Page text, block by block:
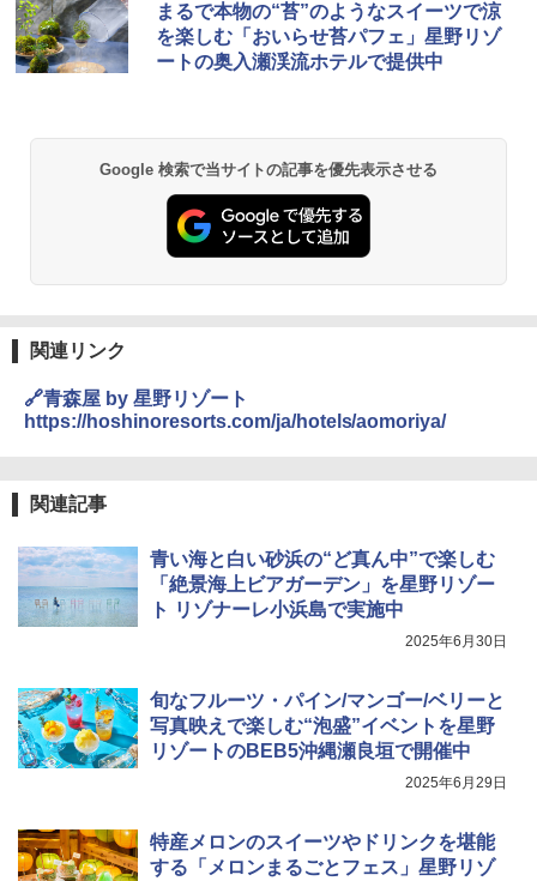
まるで本物の“苔”のようなスイーツで涼
を楽しむ「おいらせ苔パフェ」星野リゾ
ートの奥入瀬渓流ホテルで提供中
Google 検索で当サイトの記事を優先表示させる
関連リンク
🔗青森屋 by 星野リゾート
https://hoshinoresorts.com/ja/hotels/aomoriya/
関連記事
青い海と白い砂浜の“ど真ん中”で楽しむ
「絶景海上ビアガーデン」を星野リゾー
ト リゾナーレ小浜島で実施中
2025年6月30日
旬なフルーツ・パイン/マンゴー/ベリーと
写真映えで楽しむ“泡盛”イベントを星野
リゾートのBEB5沖縄瀬良垣で開催中
2025年6月29日
特産メロンのスイーツやドリンクを堪能
する「メロンまるごとフェス」星野リゾ